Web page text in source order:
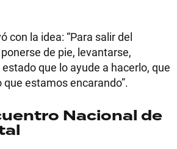
con la idea: “Para salir del
de pie, levantarse,
que lo ayude a hacerlo, que
estamos encarando”.
Nacional de